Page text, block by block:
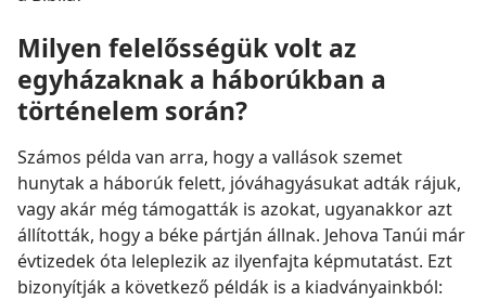
Milyen felelősségük volt az
egyházaknak a háborúkban a
történelem során?
Számos példa van arra, hogy a vallások szemet
hunytak a háborúk felett, jóváhagyásukat adták rájuk,
vagy akár még támogatták is azokat, ugyanakkor azt
állították, hogy a béke pártján állnak. Jehova Tanúi már
évtizedek óta leleplezik az ilyenfajta képmutatást. Ezt
bizonyítják a következő példák is a kiadványainkból: